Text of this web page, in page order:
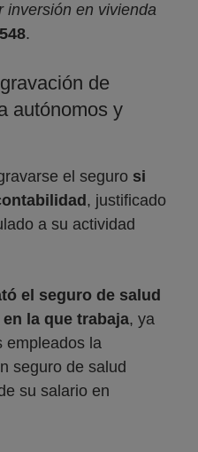
inversión en vivienda
.
de
autónomos y
el seguro si
, justificado
a su actividad
el seguro de salud
la que trabaja, ya
empleados la
seguro de salud
su salario en